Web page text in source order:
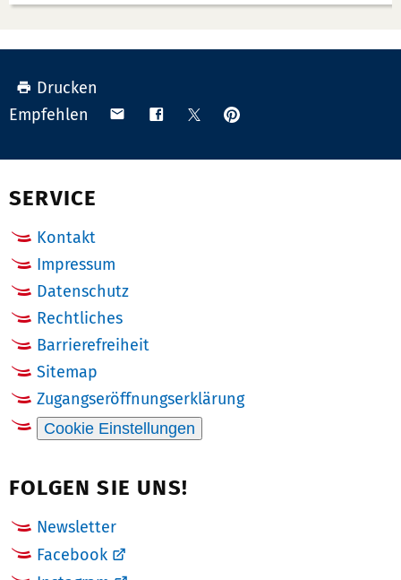
r:
Drucken
Empfehlen
Teilen Teilen TeilenAnpinnen
SERVICE
Kontakt
Impressum
Datenschutz
Rechtliches
Barrierefreiheit
Sitemap
Zugangseröffnungserklärung
Cookie Einstellungen
FOLGEN SIE UNS!
Newsletter
Facebook